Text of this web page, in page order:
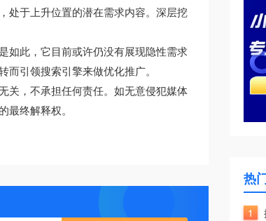
处于上升位置的潜在需求内容。深层挖
如此，它目前或许仍没有展现隐性需求
引领搜索引擎来做优化推广。
关，不承担任何责任。如无意侵犯媒体
终解释权。
热
1